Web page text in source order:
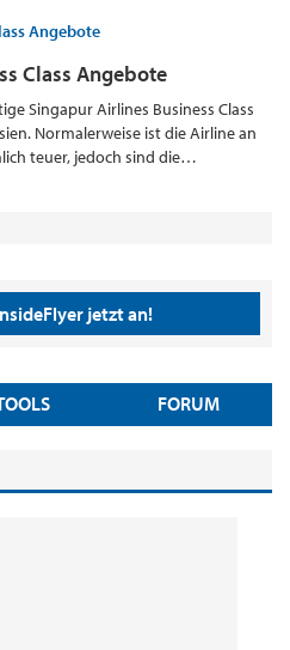
Class Angebote
Singapur Airlines Business Class
Normalerweise ist die Airline an
teuer, jedoch sind die…
jetzt an!
FORUM